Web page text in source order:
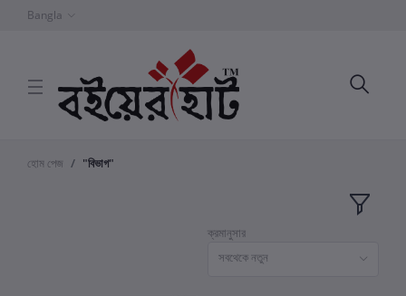
Bangla
হোম পেজ "বিভাগ"
ক্রমানুসার
সবথেকে নতুন